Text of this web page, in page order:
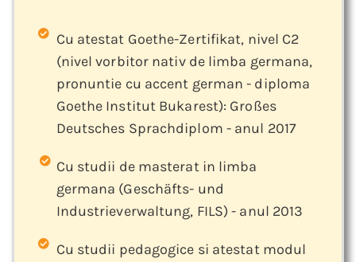
Cu atestat Goethe-Zertifikat, nivel C2
(nivel vorbitor nativ de limba germana,
pronuntie cu accent german - diploma
Goethe Institut Bukarest): Großes
Deutsches Sprachdiplom - anul 2017
Cu studii de masterat in limba
germana (Geschäfts- und
Industrieverwaltung, FILS) - anul 2013
Cu studii pedagogice si atestat modul